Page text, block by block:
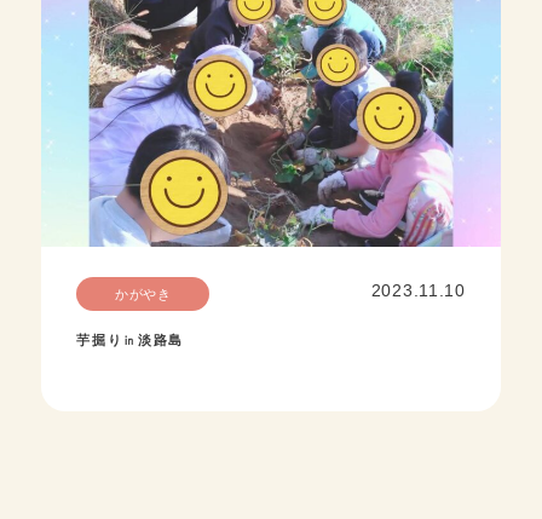
かがやき 2023.11.10
芋掘り㏌淡路島